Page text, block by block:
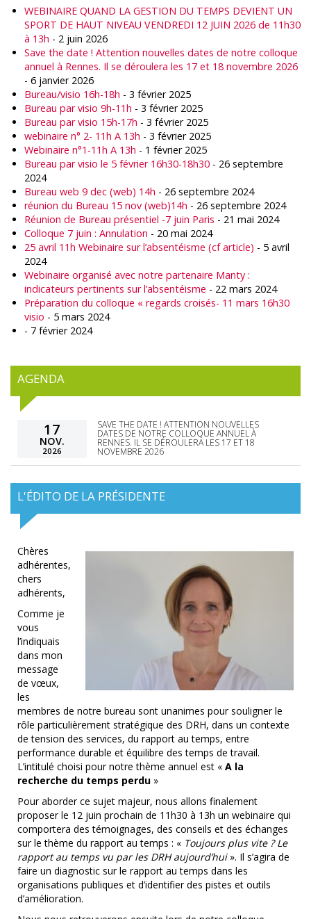
WEBINAIRE QUAND LA GESTION DU TEMPS DEVIENT UN
SPORT DE HAUT NIVEAU VENDREDI 12 JUIN 2026 de 11h30
à 13h - 2 juin 2026
Save the date ! Attention nouvelles dates de notre colloque
annuel à Rennes. Il se déroulera les 17 et 18 novembre 2026
- 6 janvier 2026
Bureau/visio 16h-18h - 3 février 2025
Bureau par visio 9h-11h - 3 février 2025
Bureau par visio 15h-17h - 3 février 2025
webinaire n° 2- 11h A 13h - 3 février 2025
Webinaire n°1-11h A 13h - 1 février 2025
Bureau par visio le 5 février 16h30-18h30 - 26 septembre
2024
Bureau web 9 dec (web) 14h - 26 septembre 2024
réunion du Bureau 15 nov (web)14h - 26 septembre 2024
Réunion de Bureau présentiel -7 juin Paris - 21 mai 2024
Colloque 7 juin : Annulation - 20 mai 2024
25 avril 11h Webinaire sur l’absentéisme (cf article) - 5 avril
2024
Webinaire organisé avec notre partenaire Manty :
indicateurs pertinents sur l’absentéisme - 22 mars 2024
Préparation du colloque « regards croisés- 11 mars 16h30
visio - 5 mars 2024
- 7 février 2024
AGENDA
17
NOV.
2026
SAVE THE DATE ! ATTENTION NOUVELLES
DATES DE NOTRE COLLOQUE ANNUEL À
RENNES. IL SE DÉROULERA LES 17 ET 18
NOVEMBRE 2026
L'ÉDITO DE LA PRÉSIDENTE
Chères
adhérentes,
chers
adhérents,
Comme je
vous
l’indiquais
dans mon
message
de vœux,
les
membres de notre bureau sont unanimes pour souligner le
rôle particulièrement stratégique des DRH, dans un contexte
de tension des services, du rapport au temps, entre
performance durable et équilibre des temps de travail.
L’intitulé choisi pour notre thème annuel est « A la
recherche du temps perdu »
Pour aborder ce sujet majeur, nous allons finalement
proposer le 12 juin prochain de 11h30 à 13h un webinaire qui
comportera des témoignages, des conseils et des échanges
sur le thème du rapport au temps : « Toujours plus vite ? Le
rapport au temps vu par les DRH aujourd’hui ». Il s’agira de
faire un diagnostic sur le rapport au temps dans les
organisations publiques et d’identifier des pistes et outils
d’amélioration.